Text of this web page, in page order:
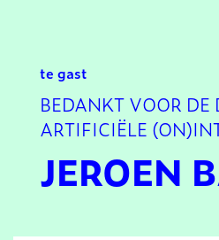
te gast
BEDANKT VOOR DE
ARTIFICIËLE
JEROEN